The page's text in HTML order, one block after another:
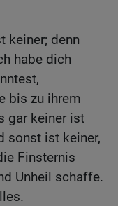
keiner; denn
habe dich
bis zu ihrem
gar keiner ist
sonst ist keiner,
Finsternis
Unheil schaffe.